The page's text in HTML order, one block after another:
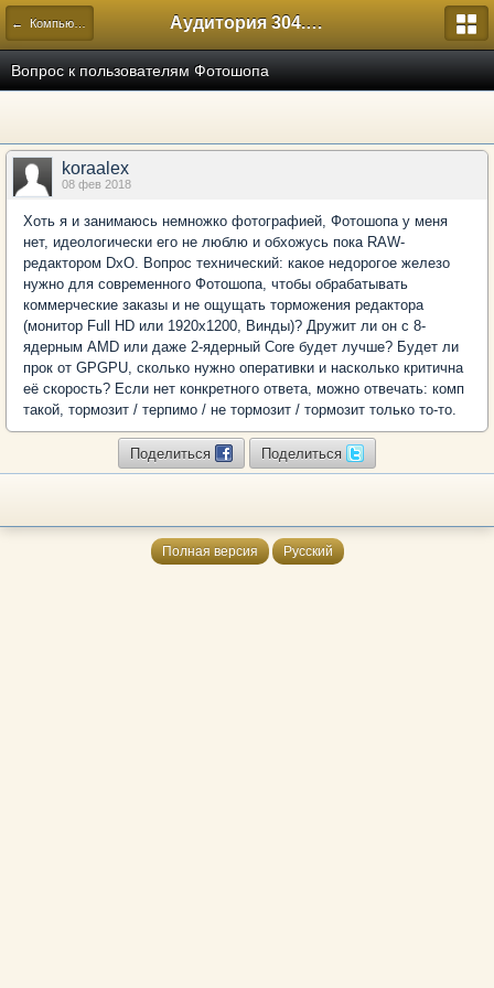
← Компьютерный Аудитория 304. История России
Вопрос к пользователям Фотошопа
koraalex
08 фев 2018
Хоть я и занимаюсь немножко фотографией, Фотошопа у меня
нет, идеологически его не люблю и обхожусь пока RAW-
редактором DxO. Вопрос технический: какое недорогое железо
нужно для современного Фотошопа, чтобы обрабатывать
коммерческие заказы и не ощущать торможения редактора
(монитор Full HD или 1920x1200, Винды)? Дружит ли он с 8-
ядерным AMD или даже 2-ядерный Core будет лучше? Будет ли
прок от GPGPU, сколько нужно оперативки и насколько критична
её скорость? Если нет конкретного ответа, можно отвечать: комп
такой, тормозит / терпимо / не тормозит / тормозит только то-то.
Поделиться Поделиться
Полная версия Русский